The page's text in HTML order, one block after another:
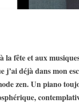
la fête et aux
j’ai déjà dans mon
zen. Un piano